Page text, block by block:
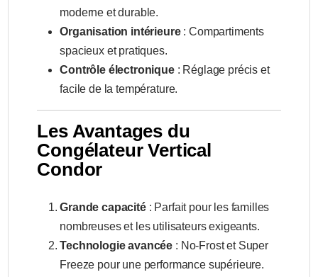
moderne et durable.
Organisation intérieure: Compartiments
spacieux et pratiques.
Contrôle électronique: Réglage précis et
facile de la température.
Les Avantages du
Congélateur Vertical
Condor
Grande capacité: Parfait pour les familles
nombreuses et les utilisateurs exigeants.
Technologie avancée : No-Frost et Super
Freeze pour une performance supérieure.